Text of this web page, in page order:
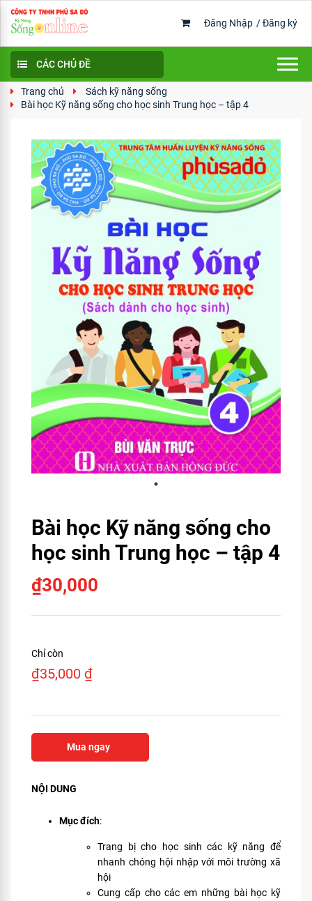
Đăng Nhập /Đăng ký
CÁC CHỦ ĐỀ
Trang chủ
Sách kỹ năng sống
Bài học Kỹ năng sống cho học sinh Trung học – tập 4
Bài học Kỹ năng sống cho
học sinh Trung học – tập 4
₫30,000
Chỉ còn
₫35,000 ₫
Mua ngay
NỘI DUNG
Mục đích:
Trang bị cho học sinh các kỹ năng để
nhanh chóng hội nhập với môi trường xã
hội
Cung cấp cho các em những bài học kỹ